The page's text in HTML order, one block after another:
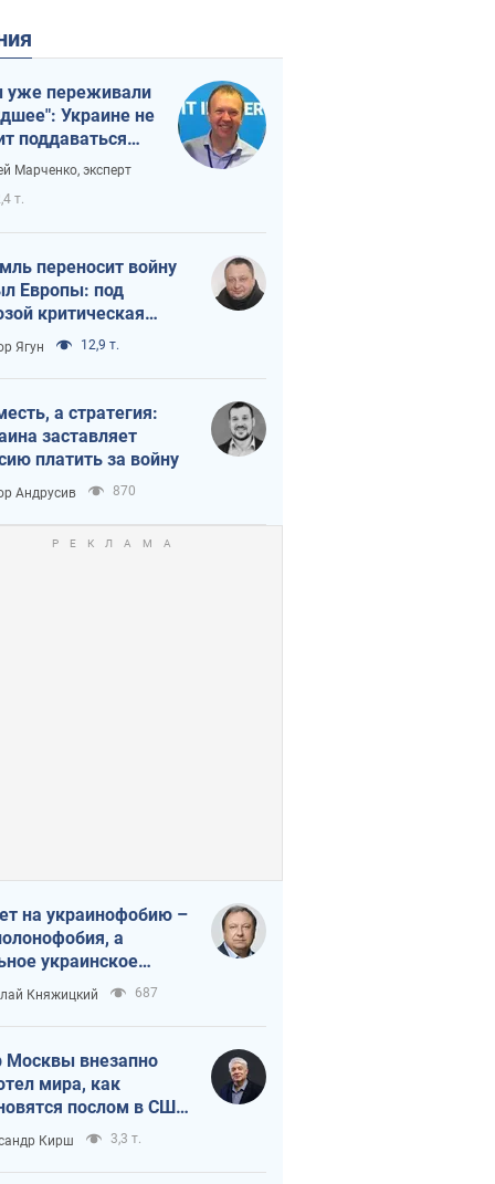
переживали
Украине не
поддаваться
из-за
Марченко, эксперт
т.
переносит войну
Европы: под
критическая
Ягун 12,9 т.
а стратегия:
заставляет
платить за войну
Андрусив 870
на украинофобию –
а
украинское
Княжицкий 687
Москвы внезапно
мира, как
послом в США
украинские топ-
Кирш 3,3 т.